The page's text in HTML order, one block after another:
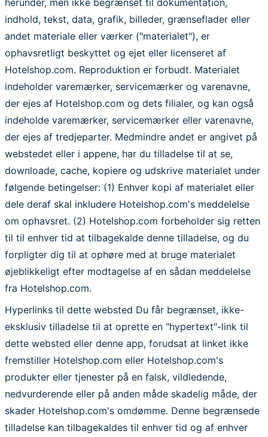
indhold, tekst, data, grafik, billeder, grænseflader eller
andet materiale eller værker ("materialet"), er
ophavsretligt beskyttet og ejet eller licenseret af
Hotelshop.com. Reproduktion er forbudt. Materialet
indeholder varemærker, servicemærker og varenavne,
der ejes af Hotelshop.com og dets filialer, og kan også
indeholde varemærker, servicemærker eller varenavne,
der ejes af tredjeparter. Medmindre andet er angivet på
webstedet eller i appene, har du tilladelse til at se,
downloade, cache, kopiere og udskrive materialet under
følgende betingelser: (1) Enhver kopi af materialet eller
dele deraf skal inkludere Hotelshop.com's meddelelse
om ophavsret. (2) Hotelshop.com forbeholder sig retten
til til enhver tid at tilbagekalde denne tilladelse, og du
forpligter dig til at ophøre med at bruge materialet
øjeblikkeligt efter modtagelse af en sådan meddelelse
fra Hotelshop.com.
Hyperlinks til dette websted Du får begrænset, ikke-
eksklusiv tilladelse til at oprette en "hypertext"-link til
dette websted eller denne app, forudsat at linket ikke
fremstiller Hotelshop.com eller Hotelshop.com's
produkter eller tjenester på en falsk, vildledende,
nedvurderende eller på anden måde skadelig måde, der
skader Hotelshop.com's omdømme. Denne begrænsede
tilladelse kan tilbagekaldes til enhver tid og af enhver